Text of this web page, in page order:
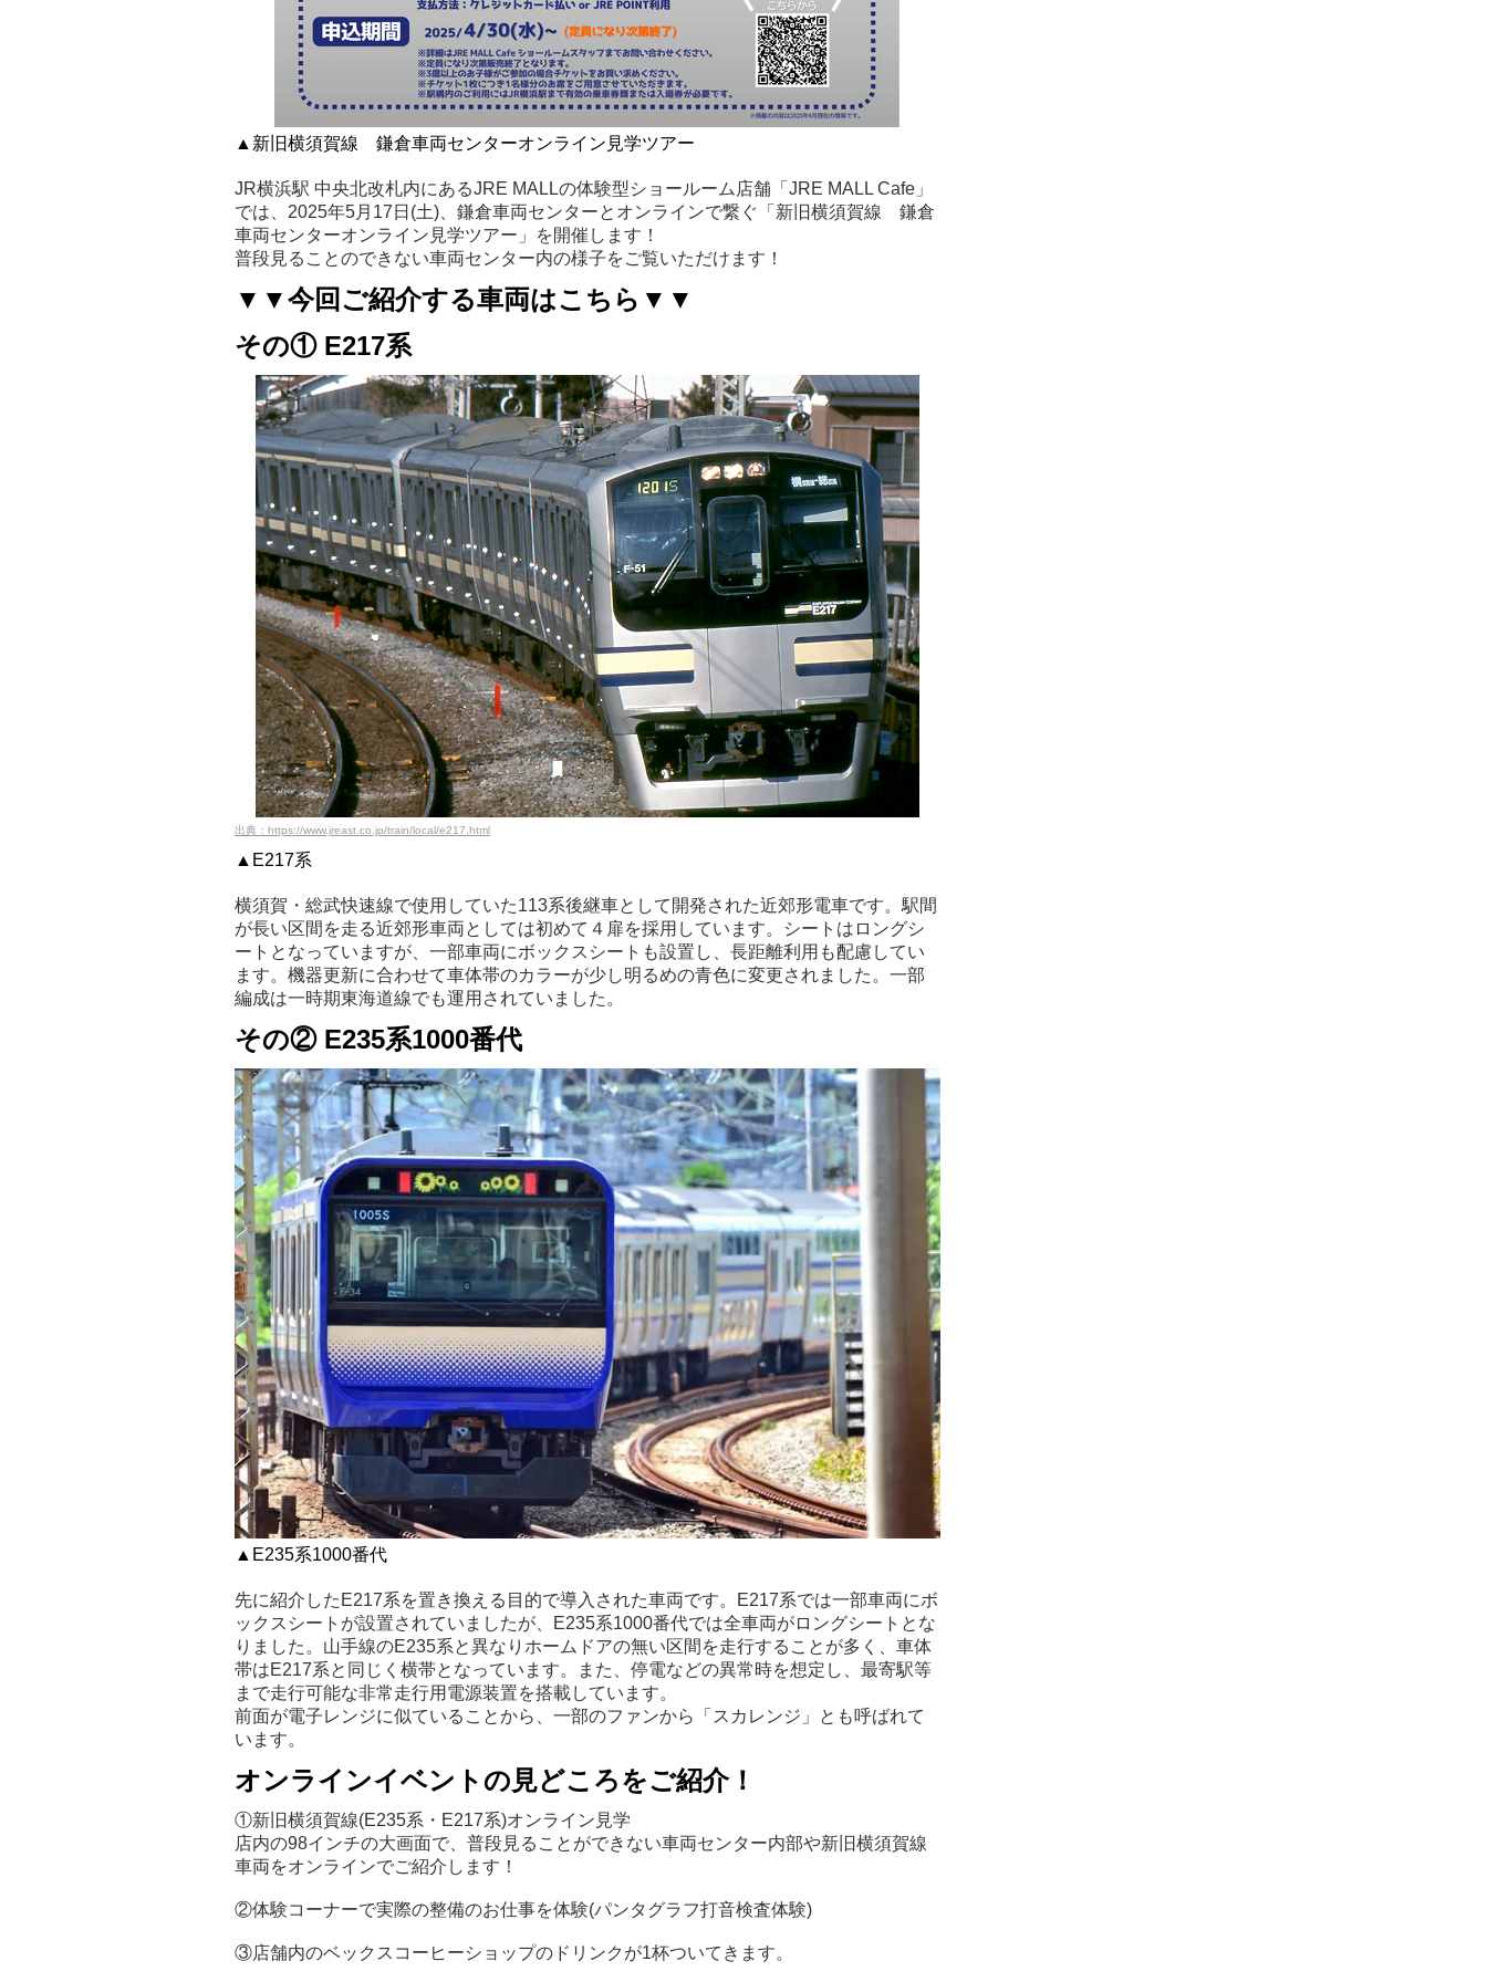
▲新旧横須賀線 鎌倉車両センターオンライン見学ツアー
JR横浜駅 中央北改札内にあるJRE MALLの体験型ショールーム店舗「JRE MALL Cafe」
では、2025年5月17日(土)、鎌倉車両センターとオンラインで繋ぐ「新旧横須賀線 鎌倉
車両センターオンライン見学ツアー」を開催します！
普段見ることのできない車両センター内の様子をご覧いただけます！
▼▼今回ご紹介する車両はこちら▼▼
その① E217系
出典：https://www.jreast.co.jp/train/local/e217.html
▲E217系
横須賀・総武快速線で使用していた113系後継車として開発された近郊形電車です。駅間
が長い区間を走る近郊形車両としては初めて４扉を採用しています。シートはロングシ
ートとなっていますが、一部車両にボックスシートも設置し、長距離利用も配慮してい
ます。機器更新に合わせて車体帯のカラーが少し明るめの青色に変更されました。一部
編成は一時期東海道線でも運用されていました。
その② E235系1000番代
▲E235系1000番代
先に紹介したE217系を置き換える目的で導入された車両です。E217系では一部車両にボ
ックスシートが設置されていましたが、E235系1000番代では全車両がロングシートとな
りました。山手線のE235系と異なりホームドアの無い区間を走行することが多く、車体
帯はE217系と同じく横帯となっています。また、停電などの異常時を想定し、最寄駅等
まで走行可能な非常走行用電源装置を搭載しています。
前面が電子レンジに似ていることから、一部のファンから「スカレンジ」とも呼ばれて
います。
オンラインイベントの見どころをご紹介！
①新旧横須賀線(E235系・E217系)オンライン見学
店内の98インチの大画面で、普段見ることができない車両センター内部や新旧横須賀線
車両をオンラインでご紹介します！
②体験コーナーで実際の整備のお仕事を体験(パンタグラフ打音検査体験)
③店舗内のベックスコーヒーショップのドリンクが1杯ついてきます。